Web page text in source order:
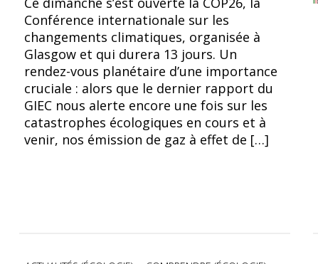
Conférence internationale sur les
changements climatiques, organisée à
Glasgow et qui durera 13 jours. Un
rendez-vous planétaire d’une importance
cruciale : alors que le dernier rapport du
GIEC nous alerte encore une fois sur les
catastrophes écologiques en cours et à
venir, nos émission de gaz à effet de […]